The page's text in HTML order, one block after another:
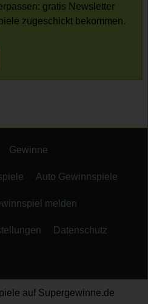
gratis Newsletter
zugeschickt bekommen.
Gewinne
Auto Gewinnspiele
melden
Datenschutz
auf Supergewinne.de